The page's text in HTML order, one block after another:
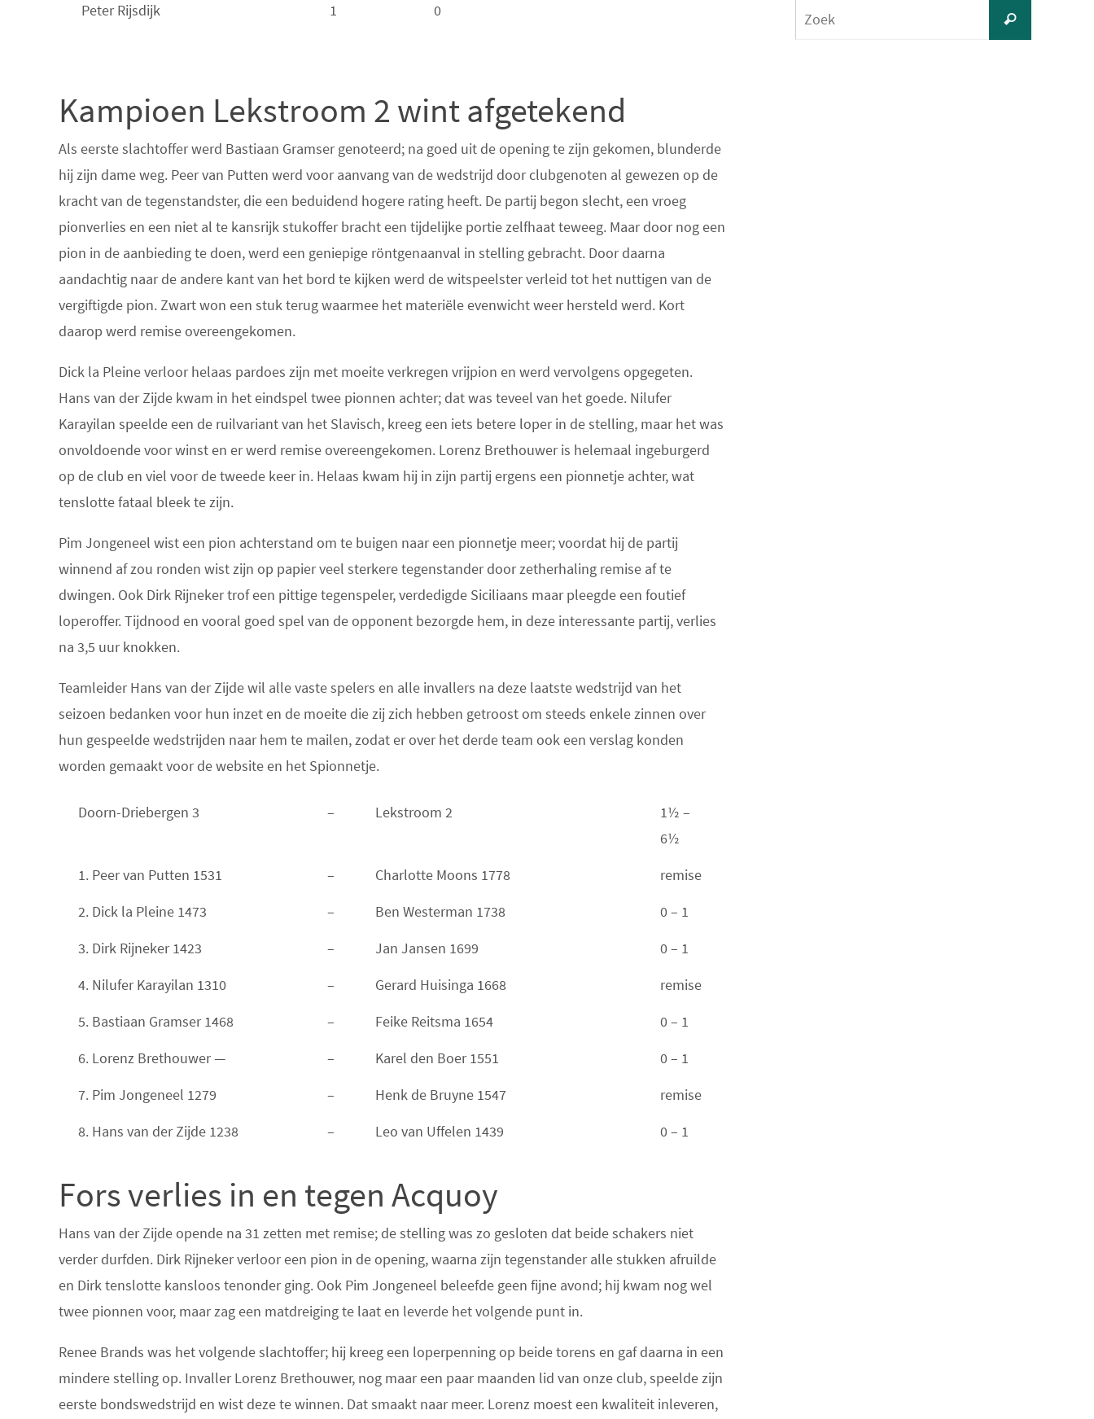
Peter Rijsdijk
1 0
Kampioen Lekstroom 2 wint afgetekend
Als eerste slachtoffer werd Bastiaan Gramser genoteerd; na goed uit de opening te zijn gekomen, blunderde
hij zijn dame weg. Peer van Putten werd voor aanvang van de wedstrijd door clubgenoten al gewezen op de
kracht van de tegenstandster, die een beduidend hogere rating heeft. De partij begon slecht, een vroeg
pionverlies en een niet al te kansrijk stukoffer bracht een tijdelijke portie zelfhaat teweeg. Maar door nog een
pion in de aanbieding te doen, werd een geniepige röntgenaanval in stelling gebracht. Door daarna
aandachtig naar de andere kant van het bord te kijken werd de witspeelster verleid tot het nuttigen van de
vergiftigde pion. Zwart won een stuk terug waarmee het materiële evenwicht weer hersteld werd. Kort
daarop werd remise overeengekomen.
Dick la Pleine verloor helaas pardoes zijn met moeite verkregen vrijpion en werd vervolgens opgegeten.
Hans van der Zijde kwam in het eindspel twee pionnen achter; dat was teveel van het goede. Nilufer
Karayilan speelde een de ruilvariant van het Slavisch, kreeg een iets betere loper in de stelling, maar het was
onvoldoende voor winst en er werd remise overeengekomen. Lorenz Brethouwer is helemaal ingeburgerd
op de club en viel voor de tweede keer in. Helaas kwam hij in zijn partij ergens een pionnetje achter, wat
tenslotte fataal bleek te zijn.
Pim Jongeneel wist een pion achterstand om te buigen naar een pionnetje meer; voordat hij de partij
winnend af zou ronden wist zijn op papier veel sterkere tegenstander door zetherhaling remise af te
dwingen. Ook Dirk Rijneker trof een pittige tegenspeler, verdedigde Siciliaans maar pleegde een foutief
loperoffer. Tijdnood en vooral goed spel van de opponent bezorgde hem, in deze interessante partij, verlies
na 3,5 uur knokken.
Teamleider Hans van der Zijde wil alle vaste spelers en alle invallers na deze laatste wedstrijd van het
seizoen bedanken voor hun inzet en de moeite die zij zich hebben getroost om steeds enkele zinnen over
hun gespeelde wedstrijden naar hem te mailen, zodat er over het derde team ook een verslag konden
worden gemaakt voor de website en het Spionnetje.
Doorn-Driebergen 3 – Lekstroom 2
1½ –
6½
1. Peer van Putten 1531
– Charlotte Moons 1778
remise
2. Dick la Pleine 1473
– Ben Westerman 1738
0 – 1
3. Dirk Rijneker 1423
– Jan Jansen 1699
0 – 1
4. Nilufer Karayilan 1310
– Gerard Huisinga 1668
remise
5. Bastiaan Gramser 1468
– Feike Reitsma 1654
0 – 1
6. Lorenz Brethouwer —
– Karel den Boer 1551
0 – 1
7. Pim Jongeneel 1279
– Henk de Bruyne 1547
remise
8. Hans van der Zijde 1238
– Leo van Uffelen 1439 0 – 1
Fors verlies in en tegen Acquoy
Hans van der Zijde opende na 31 zetten met remise; de stelling was zo gesloten dat beide schakers niet
verder durfden. Dirk Rijneker verloor een pion in de opening, waarna zijn tegenstander alle stukken afruilde
en Dirk tenslotte kansloos tenonder ging. Ook Pim Jongeneel beleefde geen fijne avond; hij kwam nog wel
twee pionnen voor, maar zag een matdreiging te laat en leverde het volgende punt in.
Renee Brands was het volgende slachtoffer; hij kreeg een loperpenning op beide torens en gaf daarna in een
mindere stelling op. Invaller Lorenz Brethouwer, nog maar een paar maanden lid van onze club, speelde zijn
eerste bondswedstrijd en wist deze te winnen. Dat smaakt naar meer. Lorenz moest een kwaliteit inleveren,
naar:
Zoek